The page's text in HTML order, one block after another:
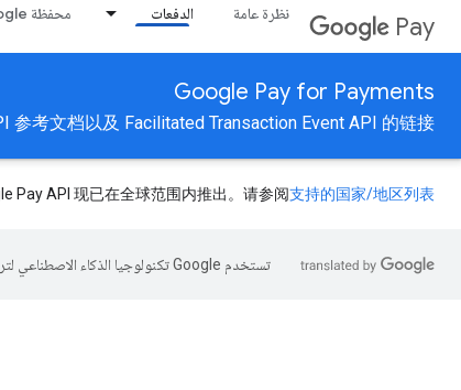
Pay نظرة عامة الدفعات محفظة Google
Google Pay for Payments
考文档以及 Facilitated Transaction Event API 的链接。
Pay API 现已在全球范围内推出。请参阅支持的国家/地区列表
تستخدم Google تكنولوجيا الذكاء الاصطناعي لترجمة المحتوى إلى لغتك المفضّلة، وقد تتضمّن بعض الأخطاء.